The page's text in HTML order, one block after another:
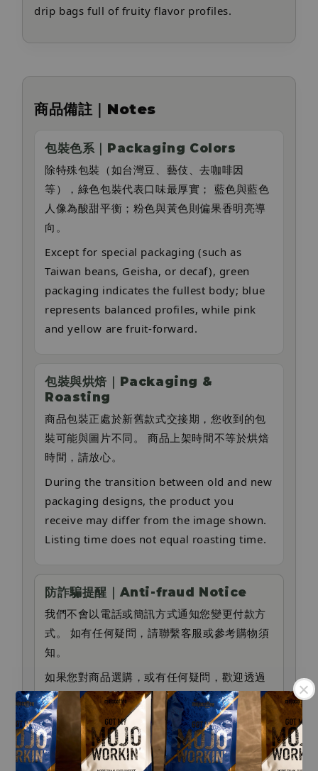
.
.
drip bags full of fruity flavor profiles.
商品備註｜Notes
包裝色系｜Packaging Colors
除特殊包裝（如台灣豆、藝伎、去咖啡因
等），綠色包裝代表口味最厚實； 藍色與藍色
人像為酸甜平衡；粉色與黃色則偏果香明亮導
向。
Except for special packaging (such as
Taiwan beans, Geisha, or decaf), green
packaging indicates the fullest body; blue
represents balanced profiles, while pink
and yellow are fruit-forward.
包裝與烘焙｜Packaging &
Roasting
商品包裝正處於新舊款式交接期，您收到的包
裝可能與圖片不同。 商品上架時間不等於烘焙
時間，請放心。
During the transition between old and new
packaging designs, the product you
receive may differ from the image shown.
Listing time does not equal roasting time.
防詐騙提醒｜Anti-fraud Notice
我們不會以電話或簡訊方式通知您變更付款方
式。 如有任何疑問，請聯繫客服或參考購物須
知。
如果您對商品選購，或有任何疑問，歡迎透過
官網右下角 Live Chat 留言與我們聯繫。
If you have any questions about product
selection or need assistance, feel free to
leave us a message via the Live Chat at the